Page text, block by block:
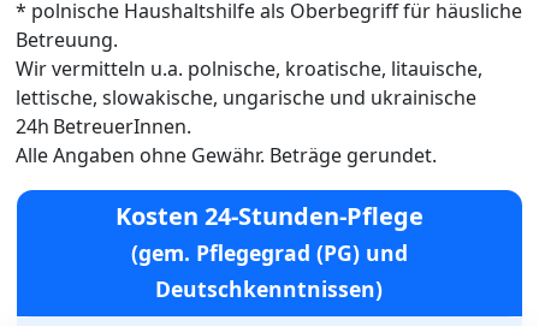
* polnische Haushaltshilfe als Oberbegriff für häusliche
Betreuung.
Wir vermitteln u.a. polnische, kroatische, litauische,
lettische, slowakische, ungarische und ukrainische
24h BetreuerInnen.
Alle Angaben ohne Gewähr. Beträge gerundet.
Kosten 24-Stunden-Pflege
(gem. Pflegegrad (PG) und
Deutschkenntnissen)